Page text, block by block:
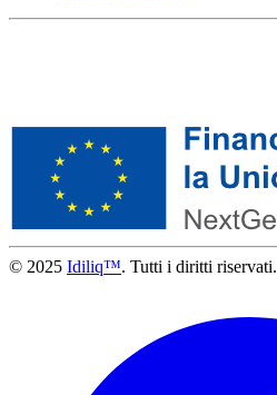
© 2025 Idiliq™. Tutti i diritti riservati.